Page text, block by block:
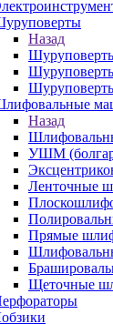
Назад
Назад
УШМ
Ленточные
Прямые
Щеточные